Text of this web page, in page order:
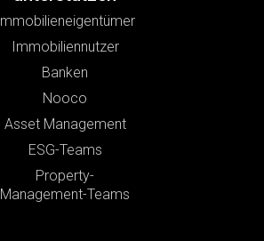
Immobilieneigentümer
Immobiliennutzer
Banken
Nooco
Asset Management
ESG-Teams
Property-
Management-Teams